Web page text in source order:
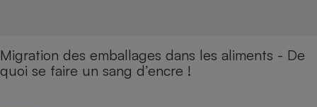
Migration des emballages dans les aliments - De
quoi se faire un sang d’encre !